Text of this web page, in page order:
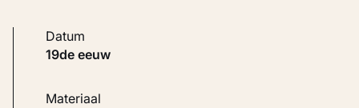
Datum
19de eeuw
Materiaal